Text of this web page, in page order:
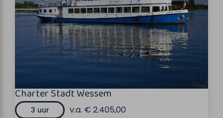
Charter Stadt Wessem
3 uur v.a. € 2.405,00